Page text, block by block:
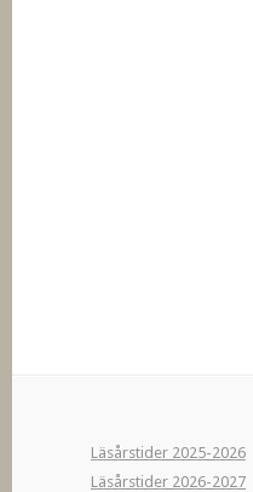
Läsårstider 2025-2026
Läsårstider 2026-2027